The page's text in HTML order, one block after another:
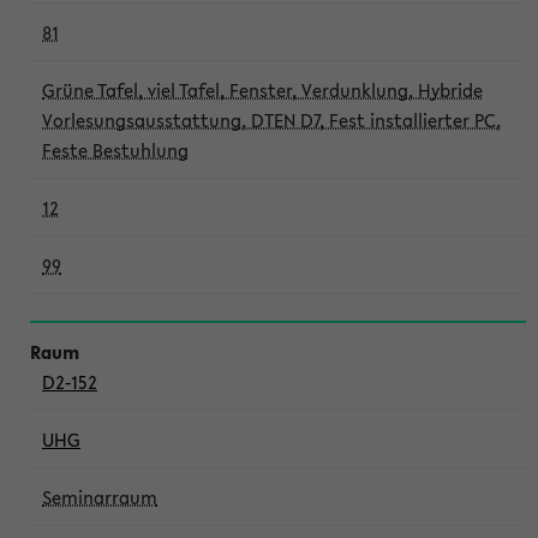
81
Grüne Tafel, viel Tafel, Fenster, Verdunklung, Hybride
Vorlesungsausstattung, DTEN D7, Fest installierter PC,
Feste Bestuhlung
12
99
D2-152
UHG
Seminarraum